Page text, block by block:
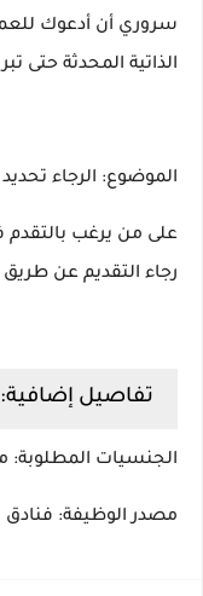
سروري أن أدعوك
الذاتية المحدثة حتى
الموضوع: الرجاء
على من يرغب بالتقدم
رجاء التقديم عن طريق
تفاصيل إضافية:
الجنسيات المطلوبة:
مصدر الوظيفة: فنادق